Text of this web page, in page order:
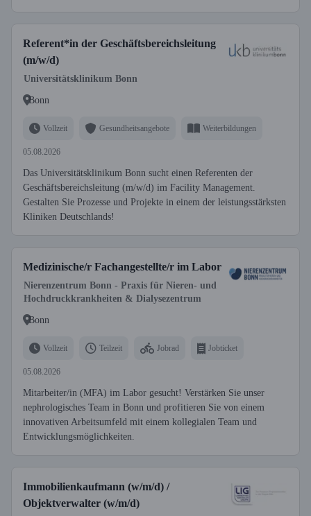
Referent*in der Geschäftsbereichsleitung
(m/w/d)
Universitätsklinikum Bonn
Bonn
Vollzeit Gesundheitsangebote Weiterbildungen
05.08.2026
Das Universitätsklinikum Bonn sucht einen Referenten der
Geschäftsbereichsleitung (m/w/d) im Facility Management.
Gestalten Sie Prozesse und Projekte in einem der leistungsstärksten
Kliniken Deutschlands!
Medizinische/r Fachangestellte/r im Labor
Nierenzentrum Bonn - Praxis für Nieren- und
Hochdruckkrankheiten & Dialysezentrum
Bonn
Vollzeit Teilzeit Jobrad Jobticket
05.08.2026
Mitarbeiter/in (MFA) im Labor gesucht! Verstärken Sie unser
nephrologisches Team in Bonn und profitieren Sie von einem
innovativen Arbeitsumfeld mit einem kollegialen Team und
Entwicklungsmöglichkeiten.
Immobilienkaufmann (w/m/d) /
Objektverwalter (w/m/d)